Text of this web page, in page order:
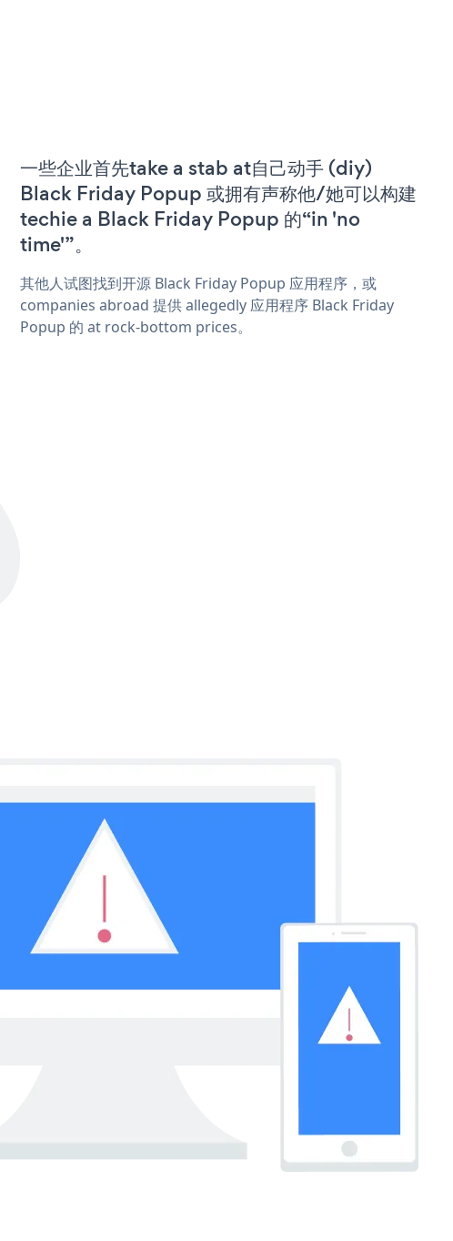
一些企业首先take a stab at自己动手 (diy)
Black Friday Popup 或拥有声称他/她可以构建
techie a Black Friday Popup 的“in 'no
time'”。
其他人试图找到开源 Black Friday Popup 应用程序，或
companies abroad 提供 allegedly 应用程序 Black Friday
Popup 的 at rock-bottom prices。